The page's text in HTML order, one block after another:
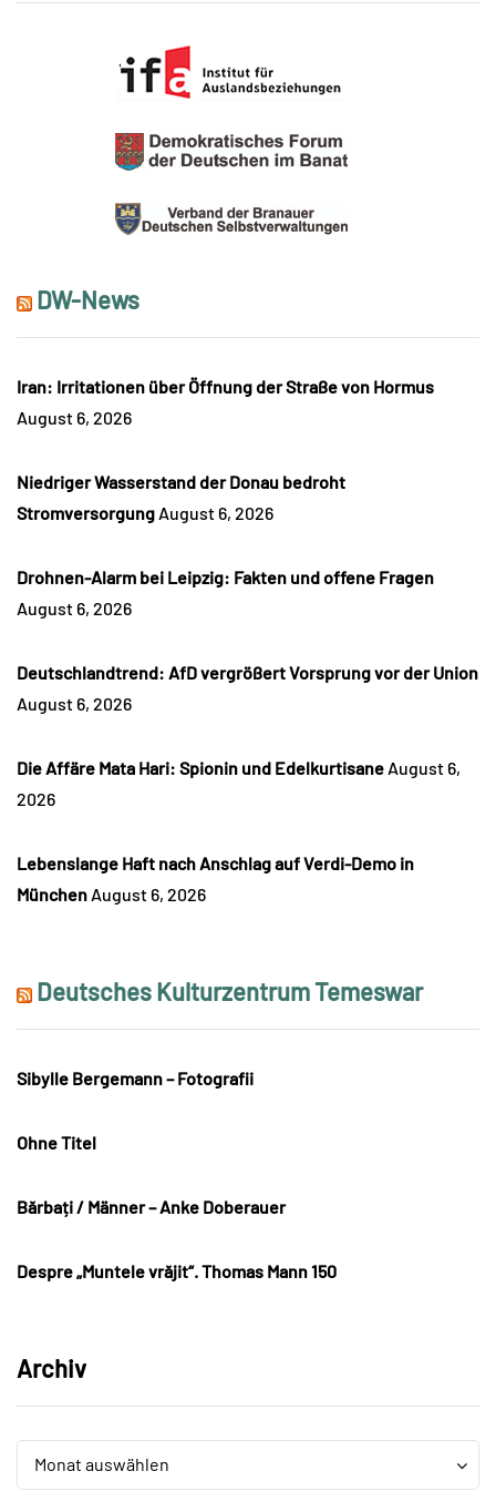
DW-News
Iran: Irritationen über Öffnung der Straße von Hormus
August 6, 2026
Niedriger Wasserstand der Donau bedroht
Stromversorgung August 6, 2026
Drohnen-Alarm bei Leipzig: Fakten und offene Fragen
August 6, 2026
Deutschlandtrend: AfD vergrößert Vorsprung vor der Union
August 6, 2026
Die Affäre Mata Hari: Spionin und Edelkurtisane August 6,
2026
Lebenslange Haft nach Anschlag auf Verdi-Demo in
München August 6, 2026
Deutsches Kulturzentrum Temeswar
Sibylle Bergemann – Fotografii
Ohne Titel
Bărbați / Männer – Anke Doberauer
Despre „Muntele vrăjit“. Thomas Mann 150
Archiv
Archiv
Monat auswählen
Archiv